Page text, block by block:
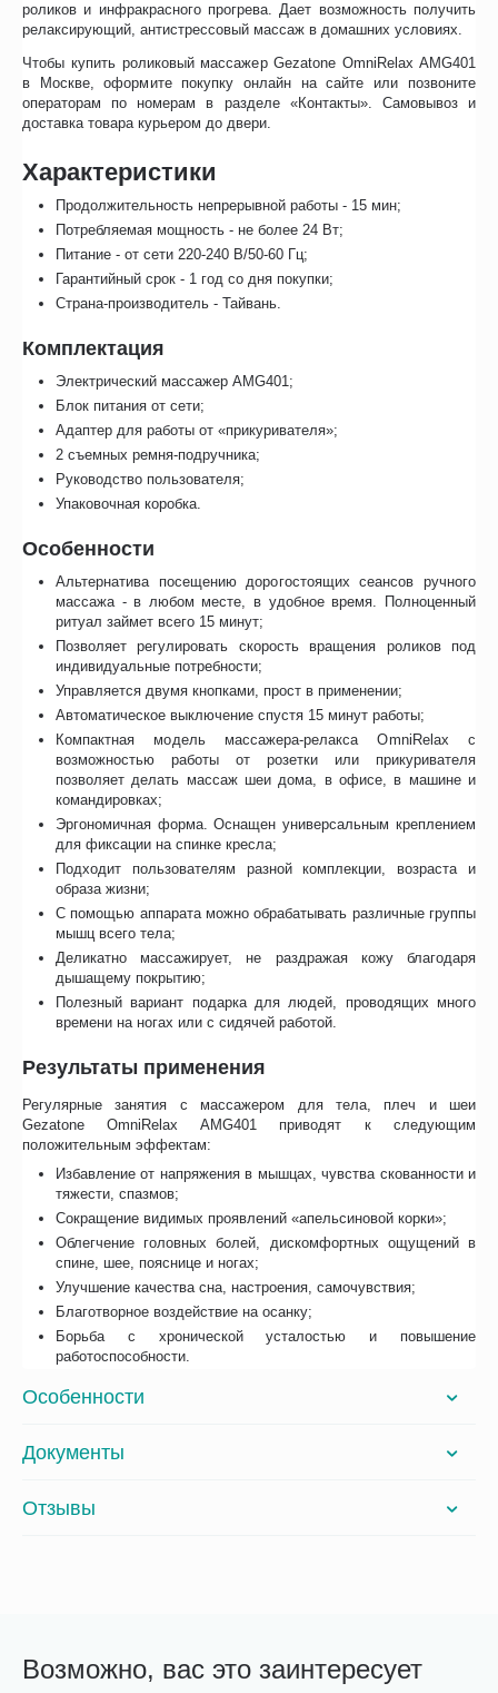
роликов и инфракрасного прогрева. Дает возможность получить
релаксирующий, антистрессовый массаж в домашних условиях.
Чтобы купить роликовый массажер Gezatone OmniRelax AMG401
в Москве, оформите покупку онлайн на сайте или позвоните
операторам по номерам в разделе «Контакты». Самовывоз и
доставка товара курьером до двери.
Характеристики
Продолжительность непрерывной работы - 15 мин;
Потребляемая мощность - не более 24 Вт;
Питание - от сети 220-240 В/50-60 Гц;
Гарантийный срок - 1 год со дня покупки;
Страна-производитель - Тайвань.
Комплектация
Электрический массажер AMG401;
Блок питания от сети;
Адаптер для работы от «прикуривателя»;
2 съемных ремня-подручника;
Руководство пользователя;
Упаковочная коробка.
Особенности
Альтернатива посещению дорогостоящих сеансов ручного
массажа - в любом месте, в удобное время. Полноценный
ритуал займет всего 15 минут;
Позволяет регулировать скорость вращения роликов под
индивидуальные потребности;
Управляется двумя кнопками, прост в применении;
Автоматическое выключение спустя 15 минут работы;
Компактная модель массажера-релакса OmniRelax с
возможностью работы от розетки или прикуривателя
позволяет делать массаж шеи дома, в офисе, в машине и
командировках;
Эргономичная форма. Оснащен универсальным креплением
для фиксации на спинке кресла;
Подходит пользователям разной комплекции, возраста и
образа жизни;
С помощью аппарата можно обрабатывать различные группы
мышц всего тела;
Деликатно массажирует, не раздражая кожу благодаря
дышащему покрытию;
Полезный вариант подарка для людей, проводящих много
времени на ногах или с сидячей работой.
Результаты применения
Регулярные занятия с массажером для тела, плеч и шеи
Gezatone OmniRelax AMG401 приводят к следующим
положительным эффектам:
Избавление от напряжения в мышцах, чувства скованности и
тяжести, спазмов;
Сокращение видимых проявлений «апельсиновой корки»;
Облегчение головных болей, дискомфортных ощущений в
спине, шее, пояснице и ногах;
Улучшение качества сна, настроения, самочувствия;
Благотворное воздействие на осанку;
Борьба с хронической усталостью и повышение
работоспособности.
Особенности
Документы
Отзывы
Возможно, вас это заинтересует